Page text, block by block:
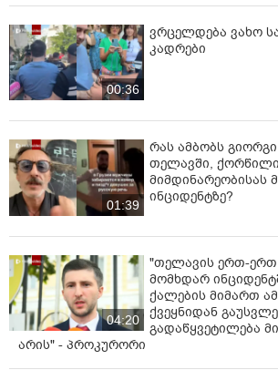
00:36
ვრცელდება ვახო
კადრები
01:39
რას ამბობს
თელავში,
მიმდინარეობისას
ინციდენტზე?
04:20
"თელავის ერთ-ერთ
მომხდარ
ქალების მიმართ ამ
ქვეყნიდან
გადაწყვეტილება
არის" - პროკურორი